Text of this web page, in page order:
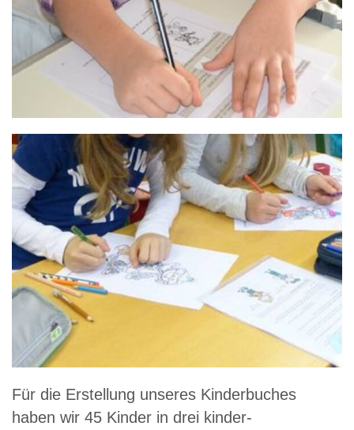
Für die Erstellung unseres Kinderbuches
haben wir 45 Kinder in drei kinder-